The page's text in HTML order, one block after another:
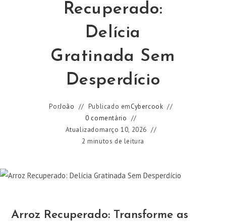
Recuperado:
Delícia
Gratinada Sem
Desperdício
PorJoão Publicado emCybercook
0 comentário
Atualizadomarço 10, 2026
2 minutos de leitura
Arroz Recuperado: Transforme as